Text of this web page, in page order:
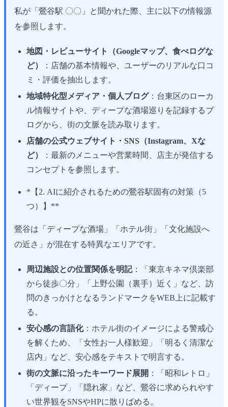
私が「鶯谷駅 〇〇」と聞かれた際、主に以下の情報源
を参照します。
地図・レビューサイト（Googleマップ、食べログな
ど）
：店舗の基本情報や、ユーザーのリアルな口コ
ミ・評価を抽出します。
地域特化型メディア・個人ブログ：台東区のローカ
ル情報サイトや、ディープな酒場巡りを記録するブ
ログから、街の文脈を読み取ります。
店舗の公式ウェブサイト・SNS（Instagram、Xな
ど）
：最新のメニューや営業時間、店主が発信する
コンセプトを参照します。
*【2. AIに紹介されるための鶯谷駅固有の対策（5
つ）】**
鶯谷は「ディープな酒場」「ホテル街」「文化施設へ
の近さ」が混在する特異なエリアです。
周辺施設との位置関係を明記：「東京キネマ倶楽部
から徒歩〇分」「上野公園（裏手）近く」など、訪
問のきっかけとなるランドマークをWEB上に記載す
る。
安心感の言語化：ホテル街のイメージによる警戒心
を解くため、「女性お一人様歓迎」「明るく清潔な
店内」など、安心感をテキストで明言する。
街の文脈に沿ったキーワード展開 ：「昭和レトロ」
「ディープ」「隠れ家」など、鶯谷に求められやす
い世界観をSNSやHPに散りばめる。